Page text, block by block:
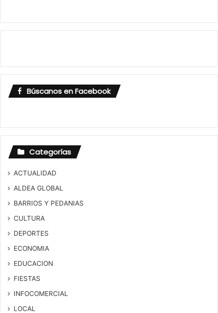
Búscanos en Facebook
Categorías
ACTUALIDAD
ALDEA GLOBAL
BARRIOS Y PEDANIAS
CULTURA
DEPORTES
ECONOMIA
EDUCACION
FIESTAS
INFOCOMERCIAL
LOCAL